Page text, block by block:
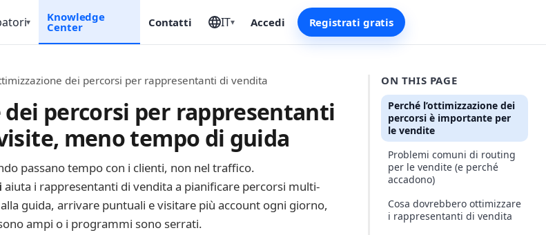
▾ Knowledge
Center Contatti IT▾ Accedi Registrati gratis
dei percorsi per rappresentanti di vendita
percorsi per rappresentanti
meno tempo di guida
passano tempo con i clienti, non nel traffico.
aiuta i rappresentanti di vendita a pianificare percorsi multi-
guida, arrivare puntuali e visitare più account ogni giorno,
ampi o i programmi sono serrati.
ON THIS PAGE
Perché l’ottimizzazione dei
percorsi è importante per
le vendite
Problemi comuni di routing
per le vendite (e perché
accadono)
Cosa dovrebbero ottimizzare
i rappresentanti di vendita